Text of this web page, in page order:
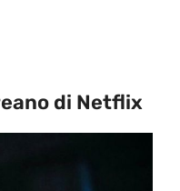
di Netflix